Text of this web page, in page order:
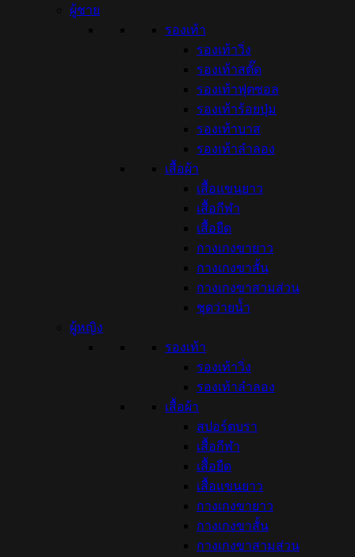
ผู้ชาย
รองเท้า
รองเท้าวิ่ง
รองเท้าสตั๊ด
รองเท้าฟุตซอล
รองเท้าร้อยปุ่ม
รองเท้าบาส
รองเท้าลำลอง
เสื้อผ้า
เสื้อแขนยาว
เสื้อกีฬา
เสื้อยืด
กางเกงขายาว
กางเกงขาสั้น
กางเกงขาสามส่วน
ชุดว่ายน้ำ
ผู้หญิง
รองเท้า
รองเท้าวิ่ง
รองเท้าลำลอง
เสื้อผ้า
สปอร์ตบรา
เสื้อกีฬา
เสื้อยืด
เสื้อแขนยาว
กางเกงขายาว
กางเกงขาสั้น
กางเกงขาสามส่วน